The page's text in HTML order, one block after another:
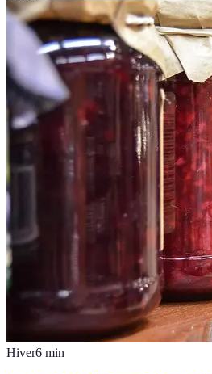
Hiver6 min